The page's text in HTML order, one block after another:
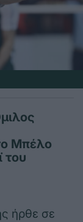
Μπέλο
του
ήρθε σε